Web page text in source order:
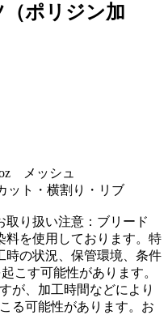
ポリジン加
メッシュ
ット・横割り・リブ
り扱い注意：ブリード
料を使用しております。特
時の状況、保管環境、条件
こす可能性があります。
が、加工時間などにより
る可能性があります。お